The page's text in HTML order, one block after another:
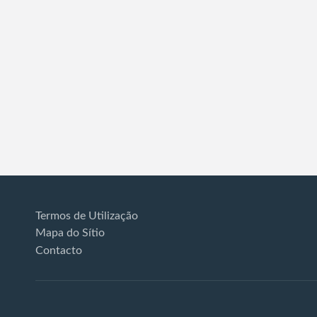
Termos de Utilização
Mapa do Sítio
Contacto